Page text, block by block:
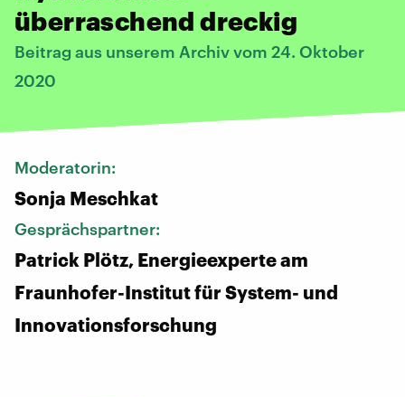
überraschend dreckig
Beitrag aus unserem Archiv vom 24. Oktober
2020
Moderatorin:
Sonja Meschkat
Gesprächspartner:
Patrick Plötz, Energieexperte am
Fraunhofer-Institut für System- und
Innovationsforschung